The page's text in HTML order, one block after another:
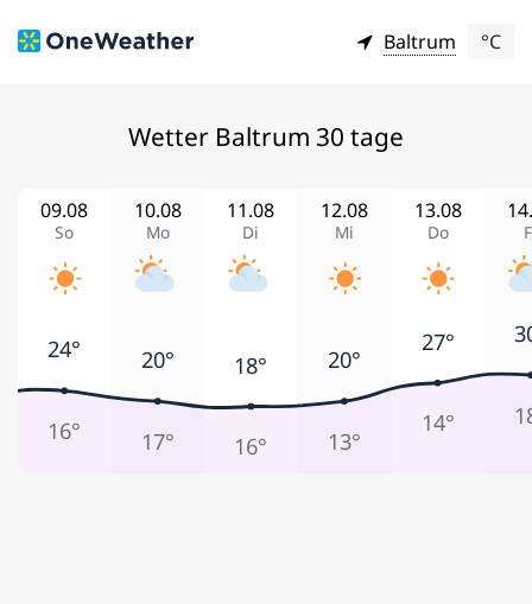
Baltrum °C
Wetter Baltrum 30 tage
So
09.08
Mo
10.08
Di
11.08
Mi
12.08
Do
13.08
24°
16°
20°
17°
18°
16°
20°
13°
27°
14°